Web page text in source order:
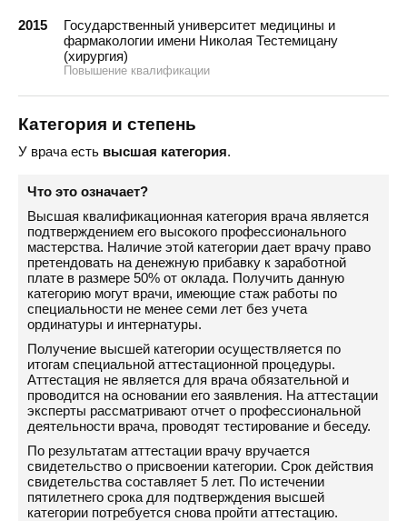
2015
Государственный университет медицины и
фармакологии имени Николая Тестемицану
(хирургия)
Повышение квалификации
Категория и степень
У врача есть высшая категория.
Что это означает?
Высшая квалификационная категория врача является
подтверждением его высокого профессионального
мастерства. Наличие этой категории дает врачу право
претендовать на денежную прибавку к заработной
плате в размере 50% от оклада. Получить данную
категорию могут врачи, имеющие стаж работы по
специальности не менее семи лет без учета
ординатуры и интернатуры.
Получение высшей категории осуществляется по
итогам специальной аттестационной процедуры.
Аттестация не является для врача обязательной и
проводится на основании его заявления. На аттестации
эксперты рассматривают отчет о профессиональной
деятельности врача, проводят тестирование и беседу.
По результатам аттестации врачу вручается
свидетельство о присвоении категории. Срок действия
свидетельства составляет 5 лет. По истечении
пятилетнего срока для подтверждения высшей
категории потребуется снова пройти аттестацию.